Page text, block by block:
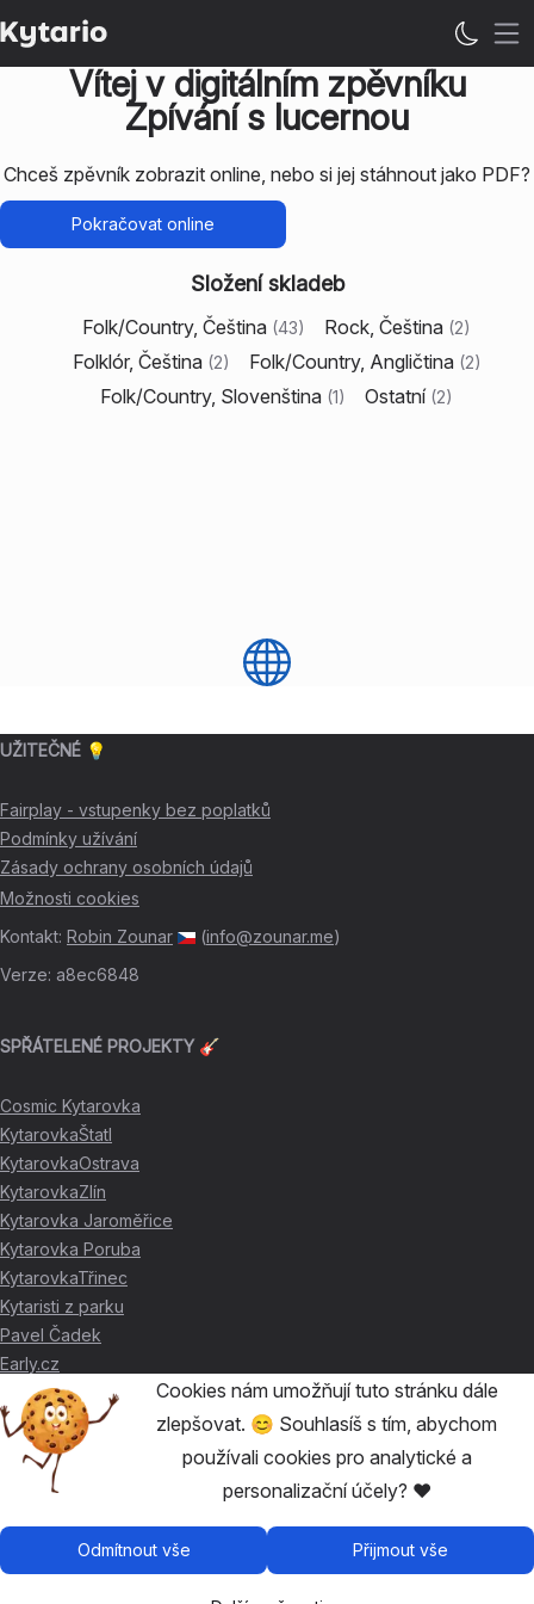
Vítej v digitálním zpěvníku
Zpívání s lucernou
Chceš zpěvník zobrazit online, nebo si jej stáhnout jako PDF?
Pokračovat online
Složení skladeb
Folk/Country, Čeština (43) Rock, Čeština (2)
Folklór, Čeština (2) Folk/Country, Angličtina (2)
Folk/Country, Slovenština (1) Ostatní (2)
UŽITEČNÉ 💡
Fairplay - vstupenky bez poplatků
Podmínky užívání
Zásady ochrany osobních údajů
Možnosti cookies
Kontakt: Robin Zounar (info@zounar.me)
Verze: a8ec6848
SPŘÁTELENÉ PROJEKTY 🎸
Cosmic Kytarovka
KytarovkaŠtatl
KytarovkaOstrava
KytarovkaZlín
Kytarovka Jaroměřice
Kytarovka Poruba
KytarovkaTřinec
Kytaristi z parku
Pavel Čadek
Early.cz
DÍKY ZA PODPORU ❤️
David Skácel
Cosmic Kytarovka
🥉 KytarovkaŠtatl
Cookies nám umožňují tuto stránku dále
zlepšovat. 😊 Souhlasíš s tím, abychom
používali cookies pro analytické a
personalizační účely? ❤️
Odmítnout vše Přijmout vše